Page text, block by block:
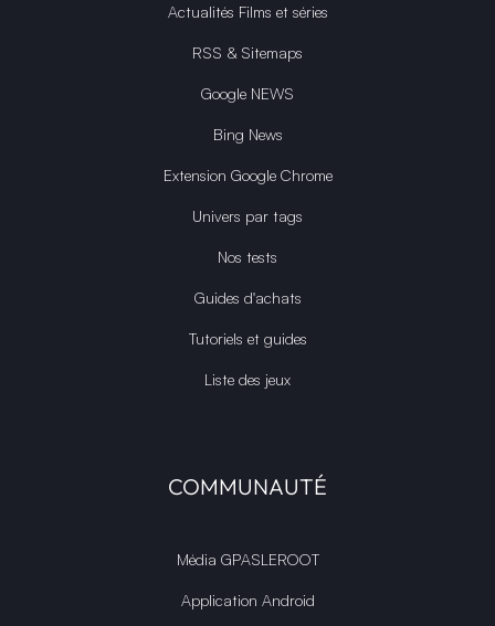
Actualités Films et séries
RSS & Sitemaps
Google NEWS
Bing News
Extension Google Chrome
Univers par tags
Nos tests
Guides d'achats
Tutoriels et guides
Liste des jeux
COMMUNAUTÉ
Média GPASLEROOT
Application Android